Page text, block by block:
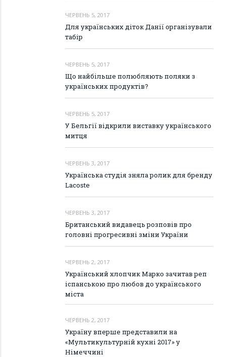
ЧЕРВЕНЬ 5, 2017
Для українських діток Данії організували
табір
ЧЕРВЕНЬ 5, 2017
Що найбільше полюбляють поляки з
українських продуктів?
ЧЕРВЕНЬ 5, 2017
У Бельгії відкрили виставку українського
митця
ЧЕРВЕНЬ 3, 2017
Українська студія зняла ролик для бренду
Lacoste
ЧЕРВЕНЬ 3, 2017
Британський видавець розповів про
головні прогресивні зміни України
ЧЕРВЕНЬ 2, 2017
Український хлопчик Марко зачитав реп
іспанською про любов до українського
міста
ЧЕРВЕНЬ 2, 2017
Україну вперше представили на
«Мультикультурній кухні 2017» у
Німеччині